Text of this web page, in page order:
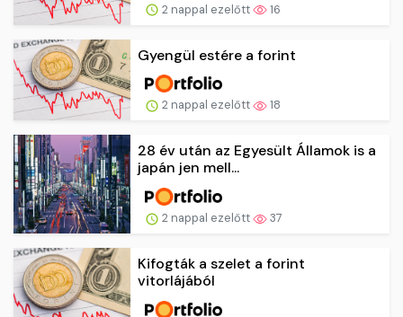
2 nappal ezelőtt 16
Gyengül estére a forint
2 nappal ezelőtt 18
28 év után az Egyesült Államok is a
japán jen mell...
2 nappal ezelőtt 37
Kifogták a szelet a forint
vitorlájából